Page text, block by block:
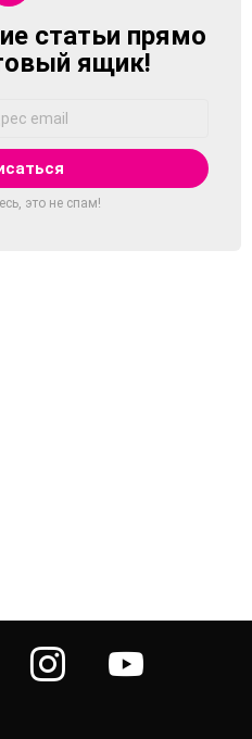
статьи прямо
ящик!
это не спам!
instagram youtube